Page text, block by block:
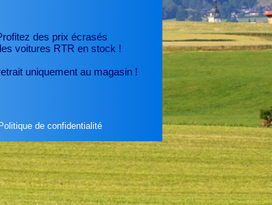
des prix écrasés
voitures RTR en stock !
uniquement au magasin !
Politique de confidentialité